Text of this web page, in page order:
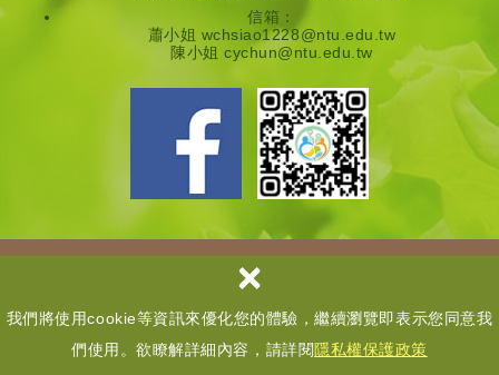
我們將使用cookie等資訊來優化您的體驗，繼續瀏覽即表示您同意我
們使用。欲瞭解詳細內容，請詳閱隱私權保護政策
×
信箱：
蕭小姐 wchsiao1228@ntu.edu.tw
陳小姐 cychun@ntu.edu.tw
Copyright © 國立臺灣大學全齡營養領域教學推動中心 All Rights
Reserved.
網頁設計│ 多米諾